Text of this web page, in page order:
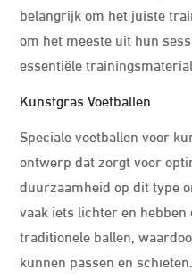
belangrijk om het juiste
om het meeste uit hun
essentiële
Kunstgras Voetballen
Speciale voetballen voor
ontwerp dat zorgt voor
duurzaamheid op dit type
vaak iets lichter en
traditionele ballen,
kunnen passen en schieten.